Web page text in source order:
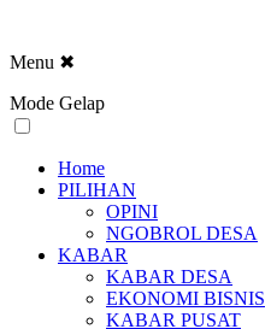
Menu ✖
Mode Gelap
Home
PILIHAN
OPINI
NGOBROL DESA
KABAR
KABAR DESA
EKONOMI BISNIS
KABAR PUSAT